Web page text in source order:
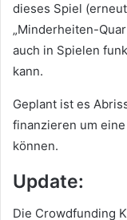
dieses Spiel
„Minderheiten-
auch in Spielen
kann.
Geplant ist es
finanzieren um
können.
Update:
Die Crowdfunding